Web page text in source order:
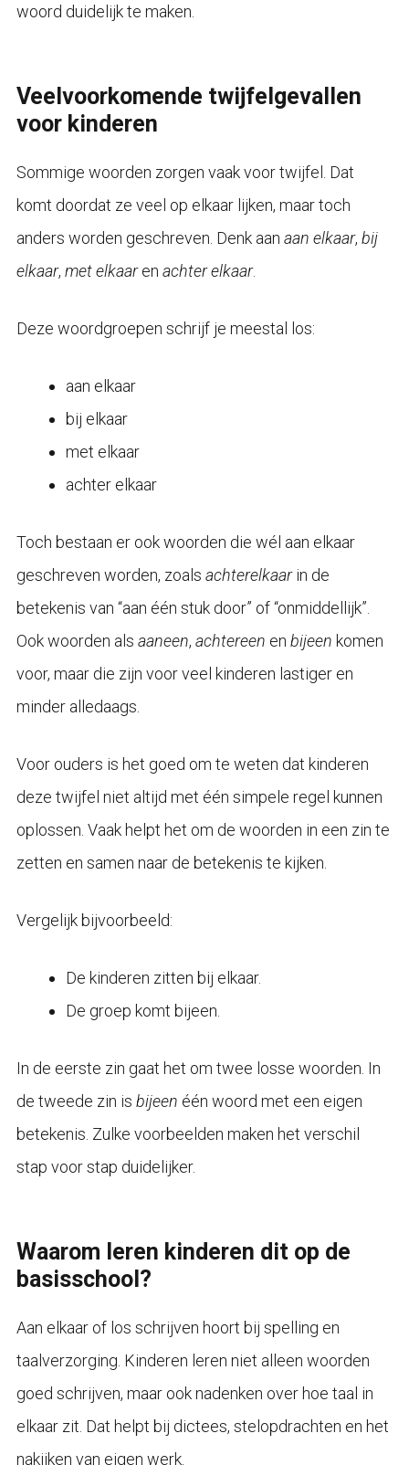
woord duidelijk te maken.
Veelvoorkomende twijfelgevallen
voor kinderen
Sommige woorden zorgen vaak voor twijfel. Dat
komt doordat ze veel op elkaar lijken, maar toch
anders worden geschreven. Denk aan aan elkaar, bij
elkaar, met elkaaren achter elkaar.
Deze woordgroepen schrijf je meestal los:
aan elkaar
bij elkaar
met elkaar
achter elkaar
Toch bestaan er ook woorden die wél aan elkaar
geschreven worden, zoals achterelkaarin de
betekenis van “aan één stuk door” of “onmiddellijk”.
Ook woorden als aaneen, achtereen en bijeen komen
voor, maar die zijn voor veel kinderen lastiger en
minder alledaags.
Voor ouders is het goed om te weten dat kinderen
deze twijfel niet altijd met één simpele regel kunnen
oplossen. Vaak helpt het om de woorden in een zin te
zetten en samen naar de betekenis te kijken.
Vergelijk bijvoorbeeld:
De kinderen zitten bij elkaar.
De groep komt bijeen.
In de eerste zin gaat het om twee losse woorden. In
de tweede zin is bijeen één woord met een eigen
betekenis. Zulke voorbeelden maken het verschil
stap voor stap duidelijker.
Waarom leren kinderen dit op de
basisschool?
Aan elkaar of los schrijven hoort bij spelling en
taalverzorging. Kinderen leren niet alleen woorden
goed schrijven, maar ook nadenken over hoe taal in
elkaar zit. Dat helpt bij dictees, stelopdrachten en het
nakijken van eigen werk.